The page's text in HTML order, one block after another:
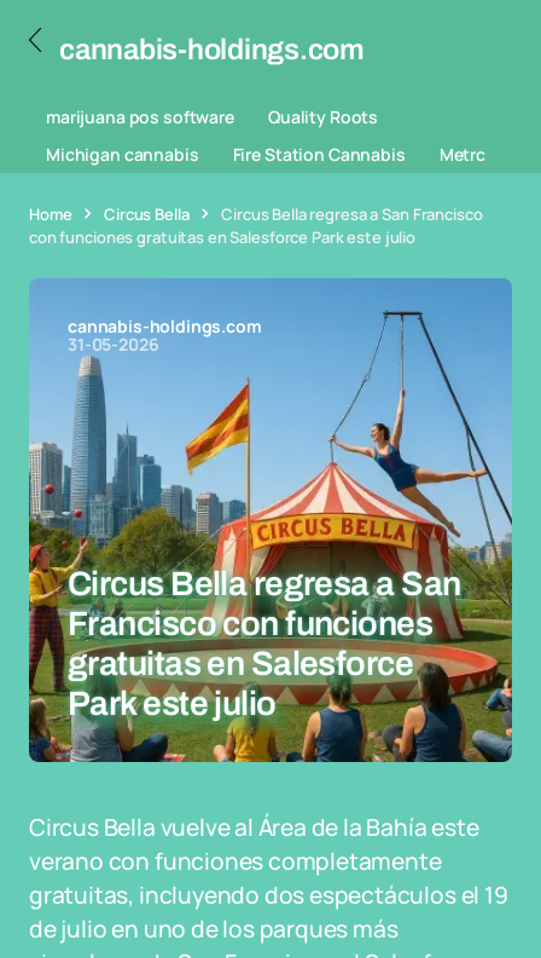
cannabis-holdings.com
marijuana pos software
Quality Roots
Michigan cannabis
Fire Station Cannabis Metrc
Home Circus Bella
Circus Bella regresa a San Francisco
con funciones gratuitas en Salesforce Park este julio
cannabis-holdings.com
31-05-2026
Circus Bella regresa a San
Francisco con funciones
gratuitas en Salesforce
Park este julio
Circus Bella vuelve al Área de la Bahía este
verano con funciones completamente
gratuitas, incluyendo dos espectáculos el 19
de julio en uno de los parques más